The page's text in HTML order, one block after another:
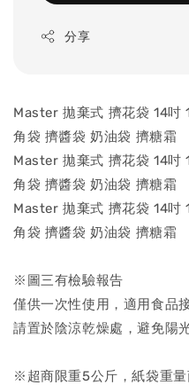
分享
Master 拋棄式 擠花袋 14吋
角袋 擠醬袋 奶油袋 擠糖霜
Master 拋棄式 擠花袋 14吋
角袋 擠醬袋 奶油袋 擠糖霜
Master 拋棄式 擠花袋 14吋
角袋 擠醬袋 奶油袋 擠糖霜
※圖三有檢驗報告
僅供一次性使用，適用食品
請置於陰涼乾燥處，避免陽
※超商限重5公斤，紙袋重